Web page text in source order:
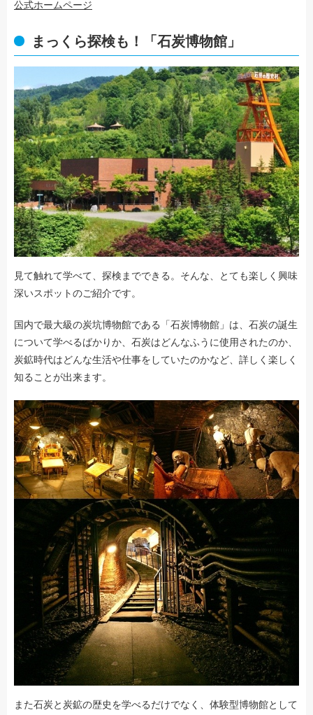
公式ホームページ
まっくら探検も！「石炭博物館」
見て触れて学べて、探検までできる。そんな、とても楽しく興味
深いスポットのご紹介です。
国内で最大級の炭坑博物館である「石炭博物館」は、石炭の誕生
について学べるばかりか、石炭はどんなふうに使用されたのか、
炭鉱時代はどんな生活や仕事をしていたのかなど、詳しく楽しく
知ることが出来ます。
また石炭と炭鉱の歴史を学べるだけでなく、体験型博物館として